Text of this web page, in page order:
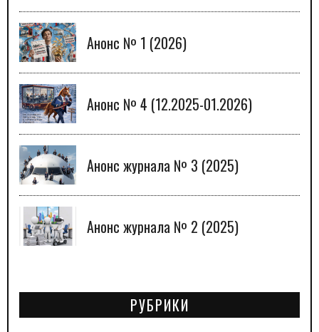
Анонс № 1 (2026)
Анонс № 4 (12.2025-01.2026)
Анонс журнала № 3 (2025)
Анонс журнала № 2 (2025)
РУБРИКИ